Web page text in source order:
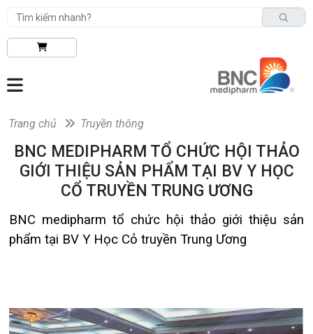
Trang chủ Truyền thông
BNC MEDIPHARM TỔ CHỨC HỘI THẢO
GIỚI THIỆU SẢN PHẨM TẠI BV Y HỌC
CỔ TRUYỀN TRUNG ƯƠNG
BNC medipharm tổ chức hội thảo giới thiệu sản
phẩm tại BV Y Học Cỏ truyền Trung Ương